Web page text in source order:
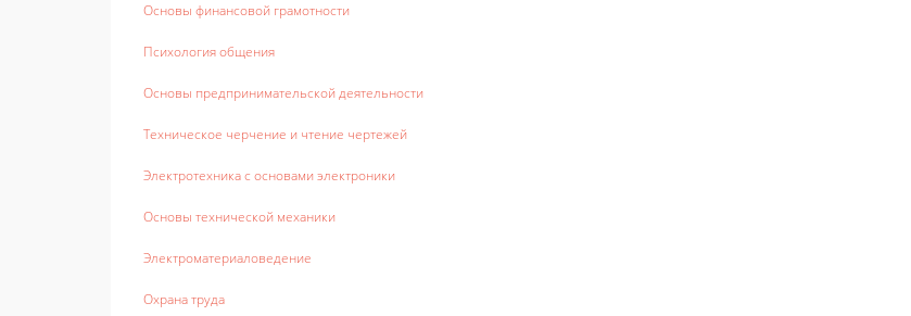
Основы финансовой грамотности
Психология общения
Основы предпринимательской деятельности
Техническое черчение и чтение чертежей
Электротехника с основами электроники
Основы технической механики
Электроматериаловедение
Охрана труда